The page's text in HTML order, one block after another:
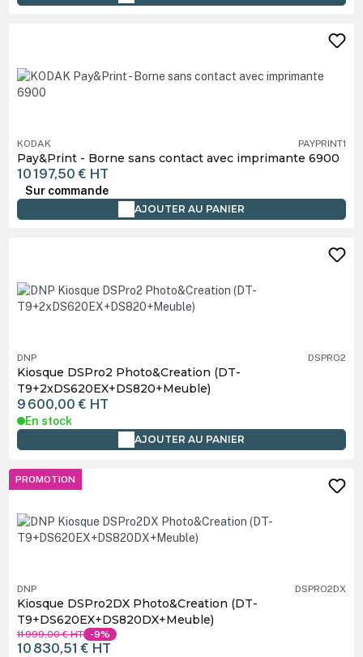
KODAK PAYPRINT1
Pay&Print - Borne sans contact avec imprimante 6900
10 197,50 € HT
Sur commande
AJOUTER AU PANIER
DNP DSPRO2
Kiosque DSPro2 Photo&Creation (DT-
T9+2xDS620EX+DS820+Meuble)
9 600,00 € HT
En stock
AJOUTER AU PANIER
PROMOTION
DNP DSPRO2DX
Kiosque DSPro2DX Photo&Creation (DT-
T9+DS620EX+DS820DX+Meuble)
11 999,00 €HT -9%
10 830,51 € HT